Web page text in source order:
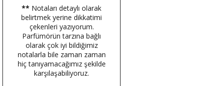
** Notaları detaylı olarak
belirtmek yerine dikkatimi
çekenleri yazıyorum.
Parfümörün tarzına bağlı
olarak çok iyi bildiğimiz
notalarla bile zaman zaman
hiç tanıyamacağımız şekilde
karşılaşabiliyoruz.